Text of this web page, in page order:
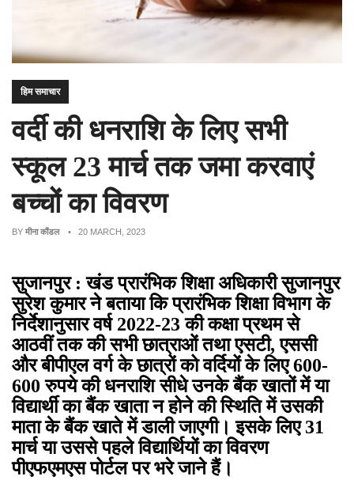
हिम समाचार
वर्दी की धनराशि के लिए सभी
स्कूल 23 मार्च तक जमा करवाएं
बच्चों का विवरण
BY मीना कौंडल • 20 MARCH, 2023
सुजानपुर : खंड प्रारंभिक शिक्षा अधिकारी सुजानपुर
सुरेश कुमार ने बताया कि प्रारंभिक शिक्षा विभाग के
निर्देशानुसार वर्ष 2022-23 की कक्षा प्रथम से
आठवीं तक की सभी छात्राओं तथा एसटी, एससी
और बीपीएल वर्ग के छात्रों को वर्दियों के लिए 600-
600 रुपये की धनराशि सीधे उनके बैंक खातों में या
विद्यार्थी का बैंक खाता न होने की स्थिति में उसकी
माता के बैंक खाते में डाली जाएगी। इसके लिए 31
मार्च या उससे पहले विद्यार्थियों का विवरण
पीएफएमएस पोर्टल पर भरे जाने हैं।